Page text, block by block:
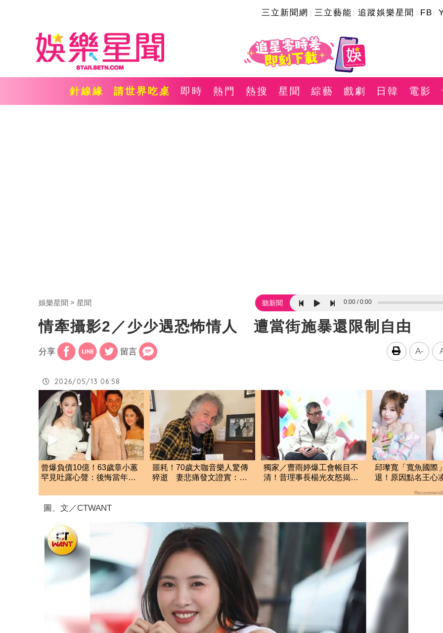
三立新聞網 三立藝能 追蹤娛樂星聞 FB
針線緣 請世界吃桌 即時 熱門 熱搜 星聞 綜藝 戲劇 日韓 電影
娛樂星聞 星聞 聽新聞 0:00 0:00
情牽攝影2／少少遇恐怖情人 遭當街施暴還限制自由
分享 留言 A-
2026/05/13 06:58
曾爆負債10億！63歲章小蕙
罕見吐露心聲：後悔當年嫁
噩耗！70歲大咖音樂人驚傳
猝逝 妻悲痛發文證實：他
獨家／曹雨婷爆工會帳目不
清！昔理事長楊光友怒揭金
邱瓈寬「寬魚國際
退！原因點名王心
圖、文／CTWANT